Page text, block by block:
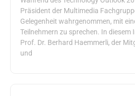
Präsident der Multimedia
Gelegenheit wahrgenommen, mit
Teilnehmern zu sprechen. In diesem
Prof. Dr. Berhard Haemmerli, der
und